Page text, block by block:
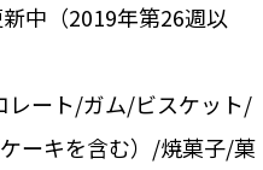
中（2019年第26週以
ート/ガム/ビスケット/
ーキを含む）/焼菓子/菓